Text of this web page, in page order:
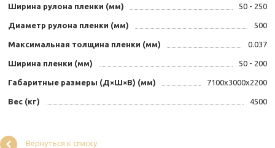
Ширина рулона пленки (мм) 50 - 250
Диаметр рулона пленки (мм) 500
Максимальная толщина пленки (мм) 0.037
Ширина пленки (мм) 50 - 200
Габаритные размеры (Д×Ш×В) (мм) 7100x3000x2200
Вес (кг) 4500
Вернуться к списку